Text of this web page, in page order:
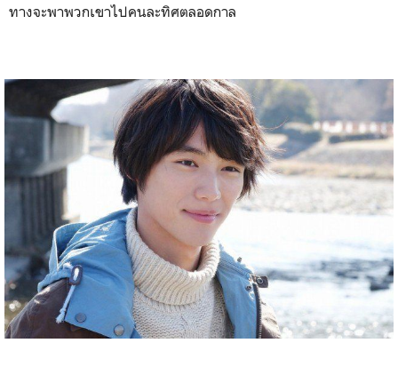
ทางจะพาพวกเขาไปคนละทิศตลอดกาล